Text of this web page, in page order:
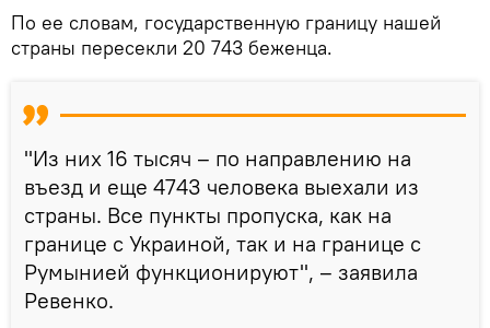
По ее словам, государственную границу нашей
страны пересекли 20 743 беженца.
"Из них 16 тысяч – по направлению на
въезд и еще 4743 человека выехали из
страны. Все пункты пропуска, как на
границе с Украиной, так и на границе с
Румынией функционируют", – заявила
Ревенко.